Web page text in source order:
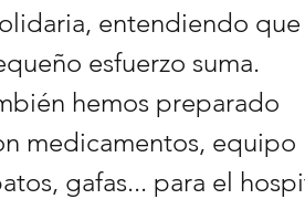
entendiendo que
esfuerzo suma.
hemos preparado
medicamentos, equipo
gafas... para el